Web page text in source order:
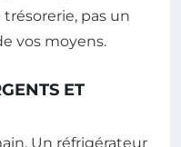
pas un
vos moyens.
ET
Un réfrigérateur